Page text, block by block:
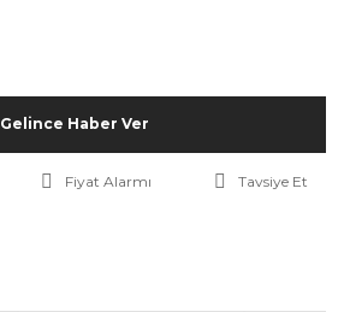
Gelince Haber Ver
Fiyat Alarmı
Tavsiye Et